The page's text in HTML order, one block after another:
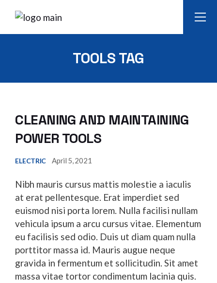
content
TOOLS TAG
CLEANING AND MAINTAINING
POWER TOOLS
ELECTRIC April 5, 2021
Nibh mauris cursus mattis molestie a iaculis
at erat pellentesque. Erat imperdiet sed
euismod nisi porta lorem. Nulla facilisi nullam
vehicula ipsum a arcu cursus vitae. Elementum
eu facilisis sed odio. Duis ut diam quam nulla
porttitor massa id. Mauris augue neque
gravida in fermentum et sollicitudin. Sit amet
massa vitae tortor condimentum lacinia quis.